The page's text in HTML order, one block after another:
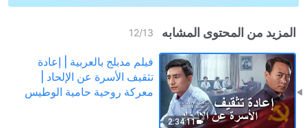
المزيد من المحتوى المشابه 12/13
2:34:11
فيلم مدبلج بالعربية | إعادة
تثقيف الأسرة عن الإلحاد |
معركة روحية حامية الوطيس